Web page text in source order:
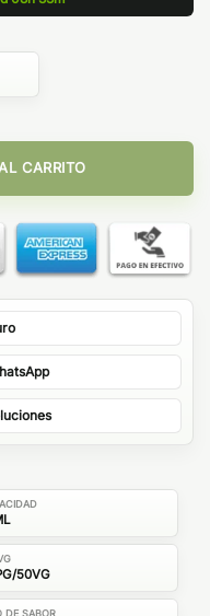
10ml cantidad
CARRITO
50VG
DE SABOR